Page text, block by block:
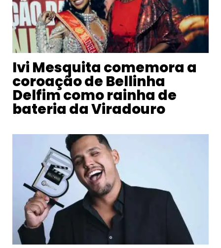
Ivi Mesquita comemora a
coroação de Bellinha
Delfim como rainha de
bateria da Viradouro